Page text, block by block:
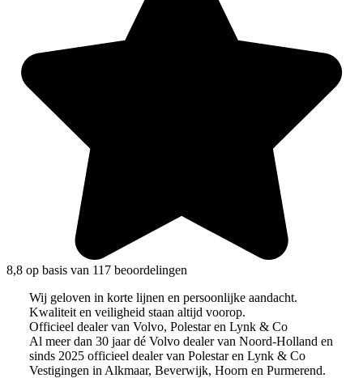
8,8 op basis van 117 beoordelingen
Wij geloven in korte lijnen en persoonlijke aandacht.
Kwaliteit en veiligheid staan altijd voorop.
Officieel dealer van Volvo, Polestar en Lynk & Co
Al meer dan 30 jaar dé Volvo dealer van Noord-Holland en
sinds 2025 officieel dealer van Polestar en Lynk & Co
Vestigingen in Alkmaar, Beverwijk, Hoorn en Purmerend.